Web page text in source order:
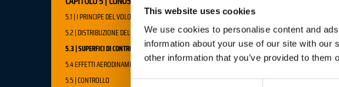
This website uses cookies
We use cookies to personalise content and
information about your use of our site with
other information that you’ve provided to
5.1 | I PRINCIPE DEL VOLO
5.2 | DISTRIBUZIONE DELLE QUATTRO FORZE PRINCIPALI
5.3 | SUPERFICI DI CONTROLLO
5.4 EFFETTI AERODINAMICI
5.5 | CONTROLLO
Gli